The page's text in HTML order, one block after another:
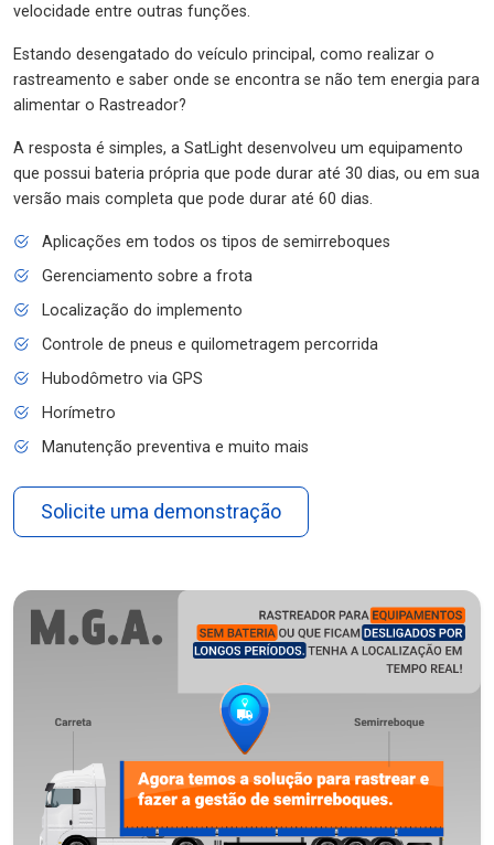
velocidade entre outras funções.
Estando desengatado do veículo principal, como realizar o
rastreamento e saber onde se encontra se não tem energia para
alimentar o Rastreador?
A resposta é simples, a SatLight desenvolveu um equipamento
que possui bateria própria que pode durar até 30 dias, ou em sua
versão mais completa que pode durar até 60 dias.
Aplicações em todos os tipos de semirreboques
Gerenciamento sobre a frota
Localização do implemento
Controle de pneus e quilometragem percorrida
Hubodômetro via GPS
Horímetro
Manutenção preventiva e muito mais
Solicite uma demonstração